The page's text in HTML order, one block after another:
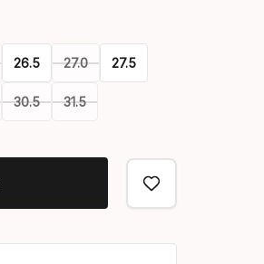
26.5 27.0 27.5
30.5 31.5